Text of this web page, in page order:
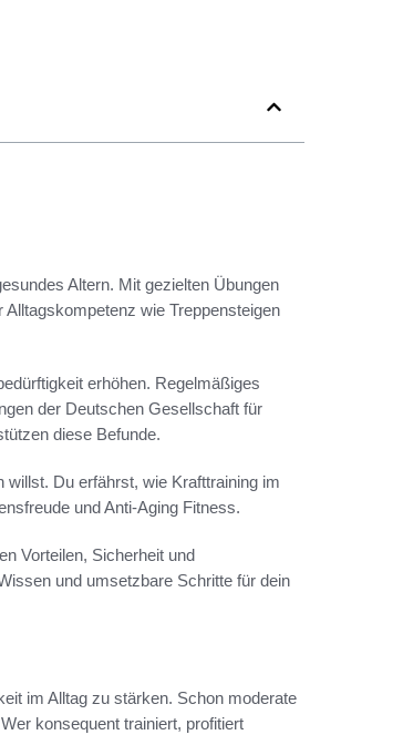
Altern. Mit gezielten Übungen
wie Treppensteigen
erhöhen. Regelmäßiges
der Deutschen Gesellschaft für
diese Befunde.
Du erfährst, wie Krafttraining im
und Anti-Aging Fitness.
Vorteilen, Sicherheit und
und umsetzbare Schritte für dein
im Alltag zu stärken. Schon moderate
konsequent trainiert, profitiert